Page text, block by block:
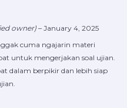
owner)– January 4, 2025
cuma ngajarin materi
untuk mengerjakan soal ujian.
dalam berpikir dan lebih siap